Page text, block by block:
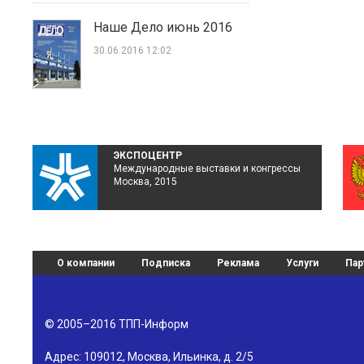
Наше Дело июнь 2016
30.06.2016 12:02
ЭКСПОЦЕНТР
Международные выставки и конгрессы
Москва, 2015
О компании Подписка Реклама Услуги
© 2005–2016 ТПП-Информ
Адрес: 109012, Москва, Ильинка, д. 2/5